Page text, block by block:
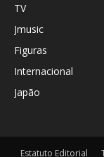
TV
Jmusic
Figuras
Internacional
Japão
Estatuto Editorial